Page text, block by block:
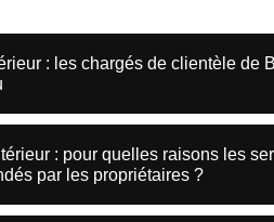
: les chargés de clientèle de
: pour quelles raisons les
par les propriétaires ?